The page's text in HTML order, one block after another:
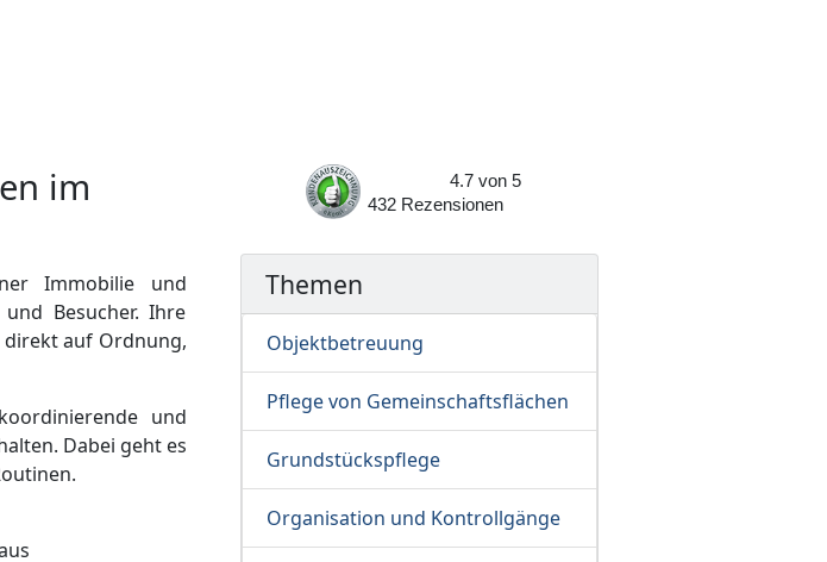
im
Immobilie und
Besucher. Ihre
direkt auf Ordnung,
und
Dabei geht es
4.7 von5
432
Rezensionen
Themen
Objektbetreuung
Pflege von Gemeinschaftsflächen
Grundstückspflege
Organisation und Kontrollgänge